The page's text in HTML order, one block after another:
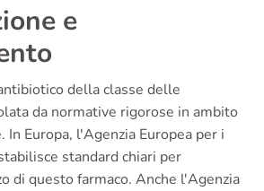
e
della classe delle
da normative rigorose in ambito
In Europa, l'Agenzia Europea per i
standard chiari per
di questo farmaco. Anche l'Agenzia